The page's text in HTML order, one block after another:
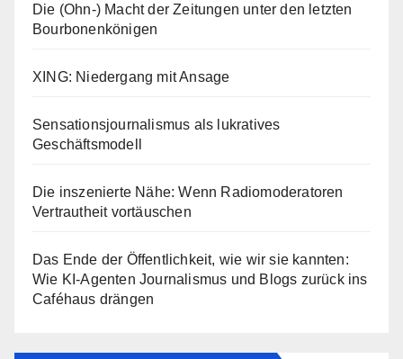
Die (Ohn-) Macht der Zeitungen unter den letzten
Bourbonenkönigen
XING: Niedergang mit Ansage
Sensationsjournalismus als lukratives
Geschäftsmodell
Die inszenierte Nähe: Wenn Radiomoderatoren
Vertrautheit vortäuschen
Das Ende der Öffentlichkeit, wie wir sie kannten:
Wie KI-Agenten Journalismus und Blogs zurück ins
Caféhaus drängen